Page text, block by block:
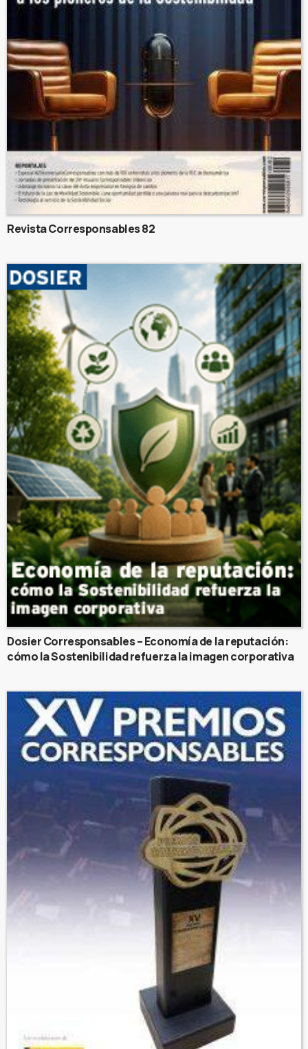
Revista Corresponsables 82
Dosier Corresponsables – Economía de la reputación:
cómo la Sostenibilidad refuerza la imagen corporativa